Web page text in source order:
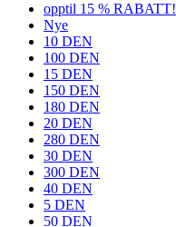
opptil 15 % RABATT!
Nye
10 DEN
100 DEN
15 DEN
150 DEN
180 DEN
20 DEN
280 DEN
30 DEN
300 DEN
40 DEN
5 DEN
50 DEN